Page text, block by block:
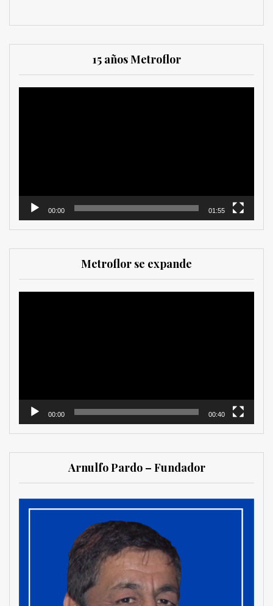
15 años Metroflor
00:00 01:55
Metroflor se expande
00:00 00:40
Arnulfo Pardo – Fundador